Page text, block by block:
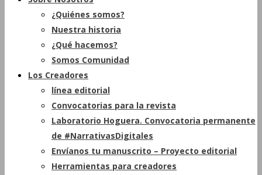
¿Quiénes somos?
Nuestra historia
¿Qué hacemos?
Somos Comunidad
Los Creadores
línea editorial
Convocatorias para la revista
Laboratorio Hoguera. Convocatoria permanente
de #NarrativasDigitales
Envíanos tu manuscrito – Proyecto editorial
Herramientas para creadores